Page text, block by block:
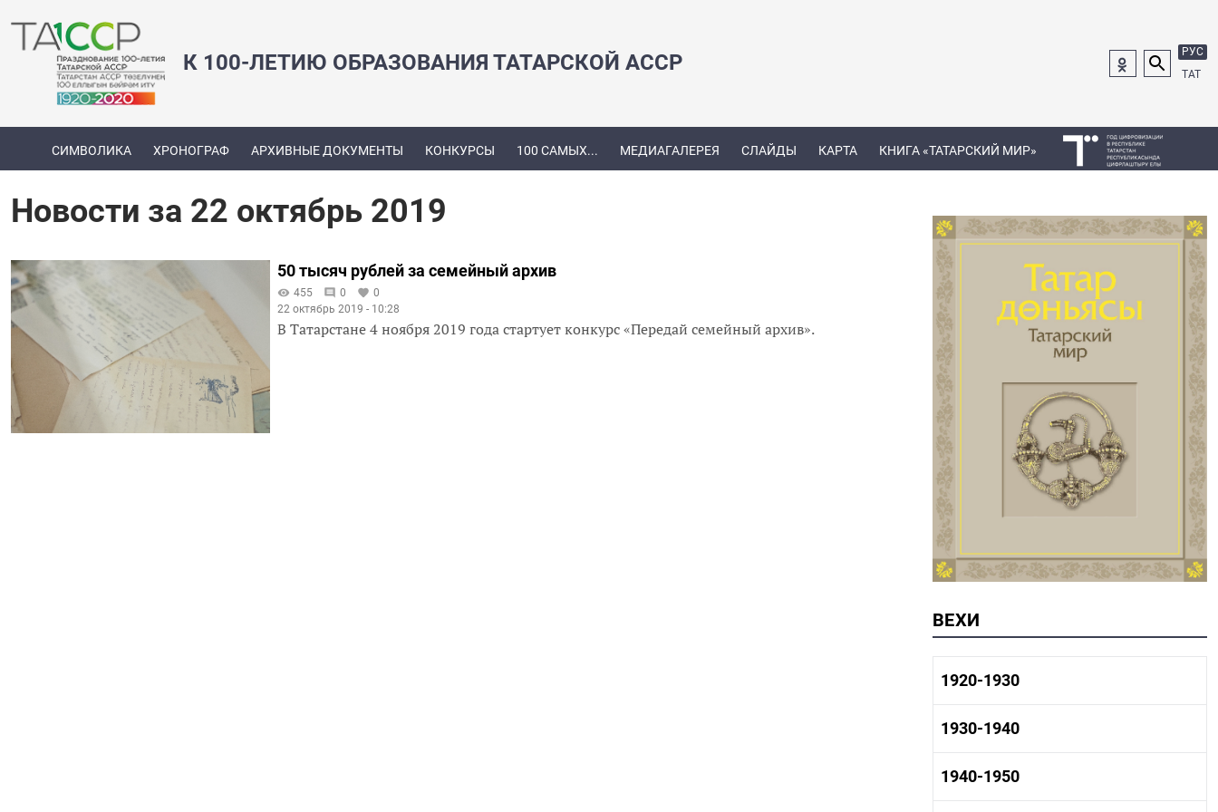
К 100-ЛЕТИЮ ОБРАЗОВАНИЯ ТАТАРСКОЙ АССР
РУС
ТАТ
СИМВОЛИКА ХРОНОГРАФ АРХИВНЫЕ ДОКУМЕНТЫ КОНКУРСЫ 100 САМЫХ... МЕДИАГАЛЕРЕЯ СЛАЙДЫ КАРТА КНИГА «ТАТАРСКИЙ МИР»
Новости за 22 октябрь 2019
50 тысяч рублей за семейный архив
455 0
0
22 октябрь 2019 - 10:28
В Татарстане 4 ноября 2019 года стартует конкурс «Передай семейный архив».
ВЕХИ
1920-1930
1920-1930 история
1920-1930 культура
1930-1940
1930-1940 история
1930-1940 культура
1940-1950